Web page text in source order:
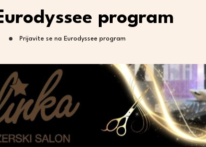
program
Prijavite se na Eurodyssee program